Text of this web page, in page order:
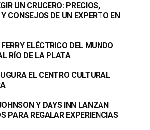
UN CRUCERO: PRECIOS,
CONSEJOS DE UN EXPERTO EN
ELÉCTRICO DEL MUNDO
RÍO DE LA PLATA
EL CENTRO CULTURAL
Y DAYS INN LANZAN
PARA REGALAR EXPERIENCIAS